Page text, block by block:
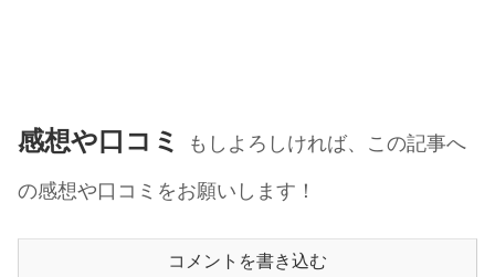
感想や口コミ
もしよろしければ、この記事へ
の感想や口コミをお願いします！
コメントを書き込む